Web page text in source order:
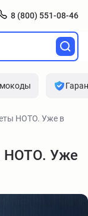
8 (800) 551-08-46
HOTO. Уже в
Уже